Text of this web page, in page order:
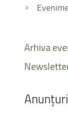
Arhiva
Anunțuri